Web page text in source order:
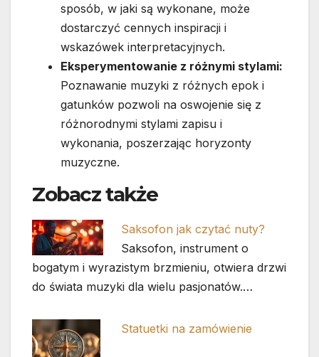
sposób, w jaki są wykonane, może
dostarczyć cennych inspiracji i
wskazówek interpretacyjnych.
Eksperymentowanie z różnymi stylami:
Poznawanie muzyki z różnych epok i
gatunków pozwoli na oswojenie się z
różnorodnymi stylami zapisu i
wykonania, poszerzając horyzonty
muzyczne.
Zobacz także
Saksofon jak czytać nuty?
Saksofon, instrument o
bogatym i wyrazistym brzmieniu, otwiera drzwi
do świata muzyki dla wielu pasjonatów.…
Statuetki na zamówienie